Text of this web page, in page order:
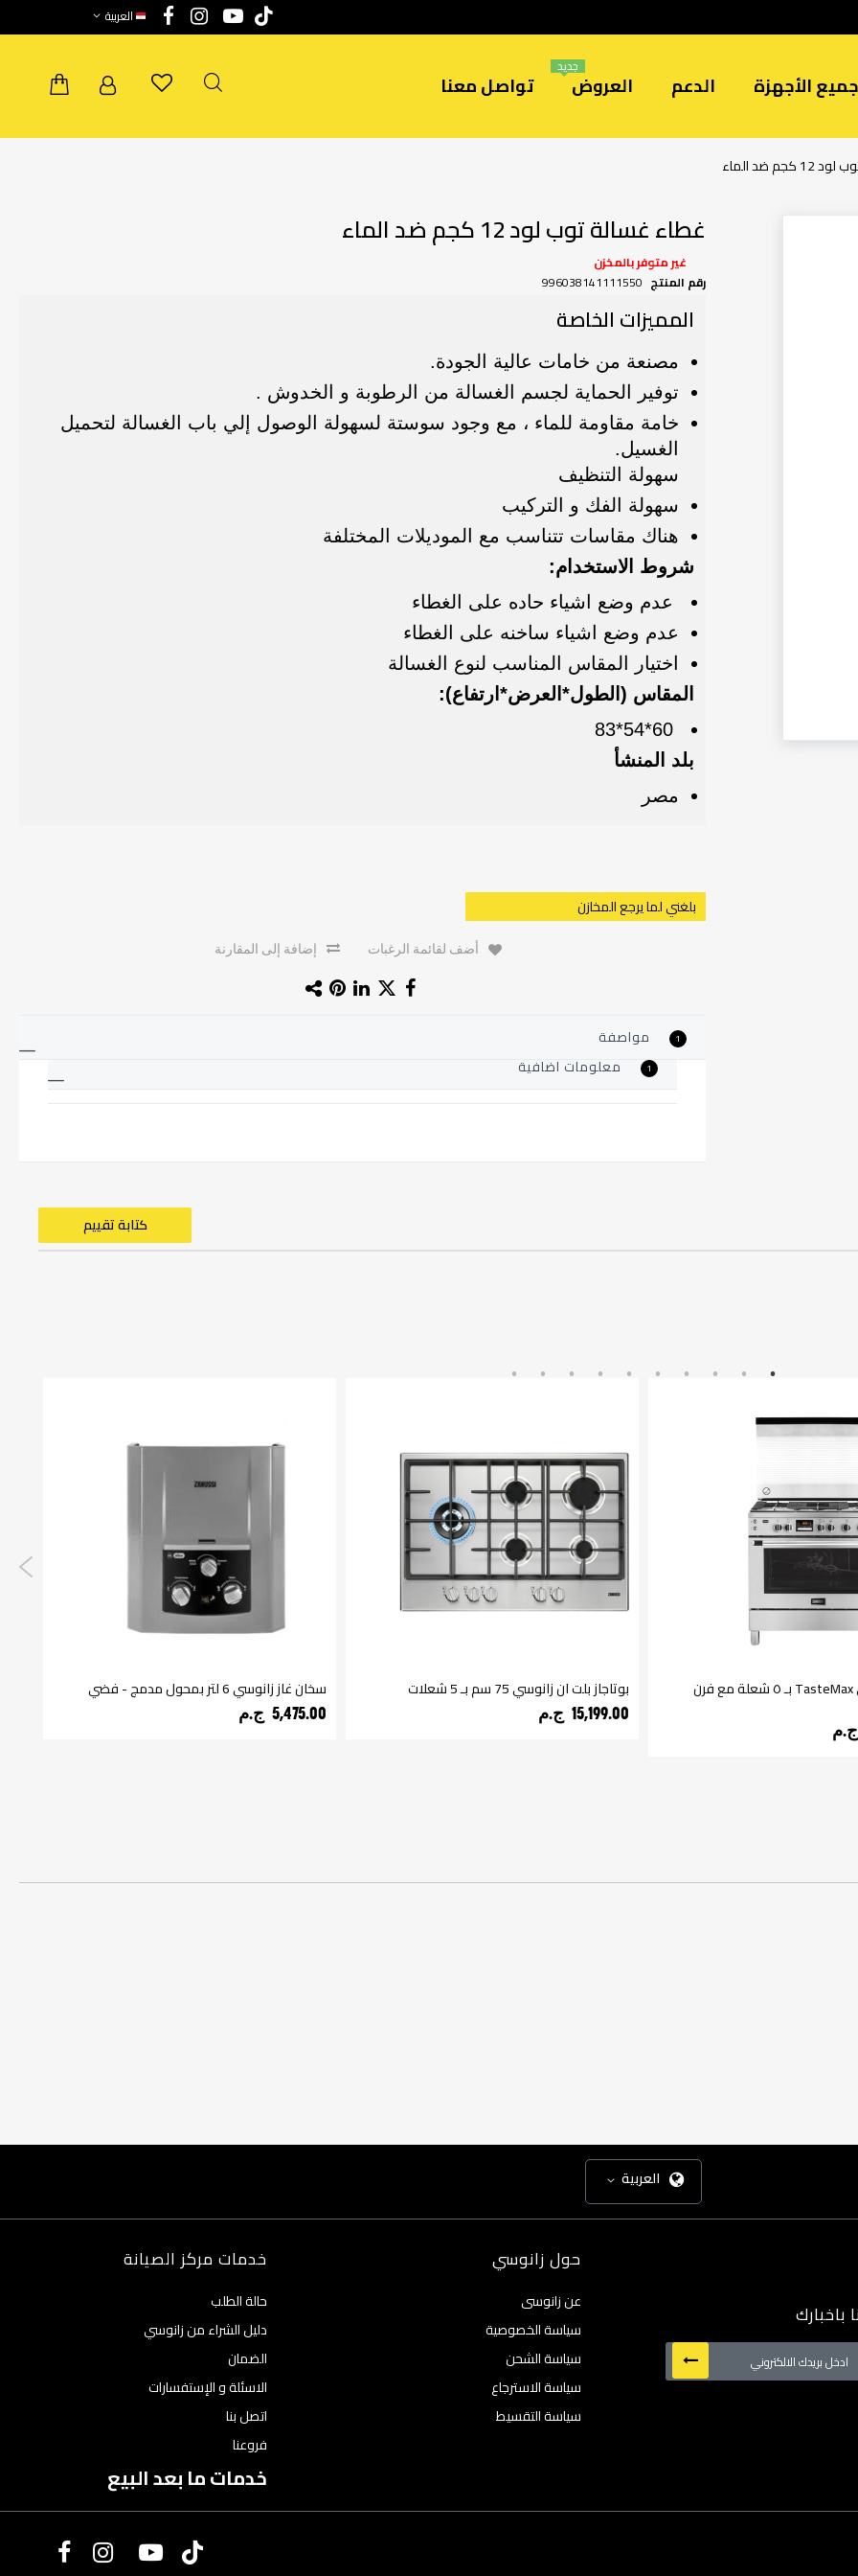
العربية
جميع الأجهزة الدعم العروض
جديد
تواصل معنا
ضد الماء
غطاء غسالة توب لود 12 كجم ضد الماء
غير متوفر بالمخزن
رقم المنتج 996038141111550
المميزات الخاصة
مصنعة من خامات عالية الجودة.
توفير الحماية لجسم الغسالة من الرطوبة و الخدوش .
خامة مقاومة للماء ، مع وجود سوستة لسهولة الوصول إلي باب الغسالة لتحميل
الغسيل.
سهولة التنظيف
سهولة الفك و التركيب
هناك مقاسات تتناسب مع الموديلات المختلفة
شروط الاستخدام:
عدم وضع اشياء حاده على الغطاء
عدم وضع اشياء ساخنه على الغطاء
اختيار المقاس المناسب لنوع الغسالة
المقاس (الطول*العرض*ارتفاع):
بلد المنشأ
مصر
بلغني لما يرجع المخازن
أضف لقائمة الرغبات إضافة إلى المقارنة
1 مواصفة
1 معلومات اضافية
كتابة تقييم
بوتجاز زانوسي TasteMax بـ ٥ شعلة مع فرن بوتاجاز بلت ان زانوسي 75 سم بـ 5 شعلات
15,199.00 ج.م‏
سخان غاز زانوسي 6 لتر بمحول مدمج - فضي
5,475.00 ج.م‏
العربية
باخبارك
حول زانوسي
عن زانوسى
سياسة الخصوصية
سياسة الشحن
سياسة الاسترجاع
سياسة التقسيط
خدمات مركز الصيانة
حالة الطلب
دليل الشراء من زانوسي
الضمان
الاسئلة و الإستفسارات
اتصل بنا
فروعنا
خدمات ما بعد البيع